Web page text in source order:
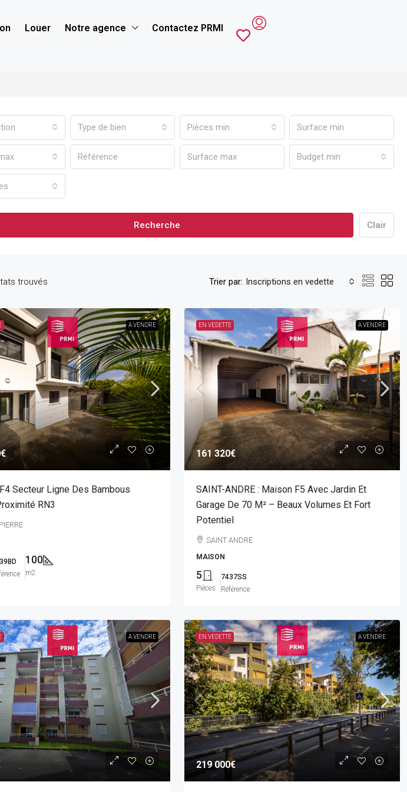
Louer Notre agence Contactez PRMI
Type de bien Pièces min
Budget min
Recherche Clair
trouvés Trier par: Inscriptions en vedette
A VENDRE
Secteur Ligne Des Bambous
RN3
100
m2
EN VEDETTE A VENDRE
161 320€
SAINT-ANDRE : Maison F5 Avec Jardin Et
Garage De 70 M² – Beaux Volumes Et Fort
Potentiel
SAINT ANDRE
MAISON
5
Pièces
7437SS
Référence
A VENDRE EN VEDETTE A VENDRE
219 000€